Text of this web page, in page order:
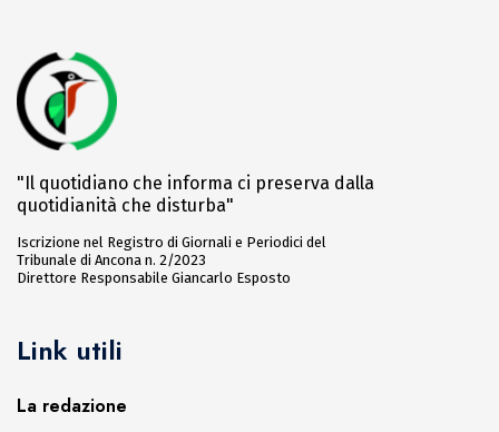
"Il quotidiano che informa ci preserva dalla
quotidianità che disturba"
Iscrizione nel Registro di Giornali e Periodici del
Tribunale di Ancona n. 2/2023
Direttore Responsabile Giancarlo Esposto
Link utili
La redazione